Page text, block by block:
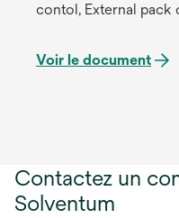
contol, External pack
Voir le document
Contactez un
Solventum